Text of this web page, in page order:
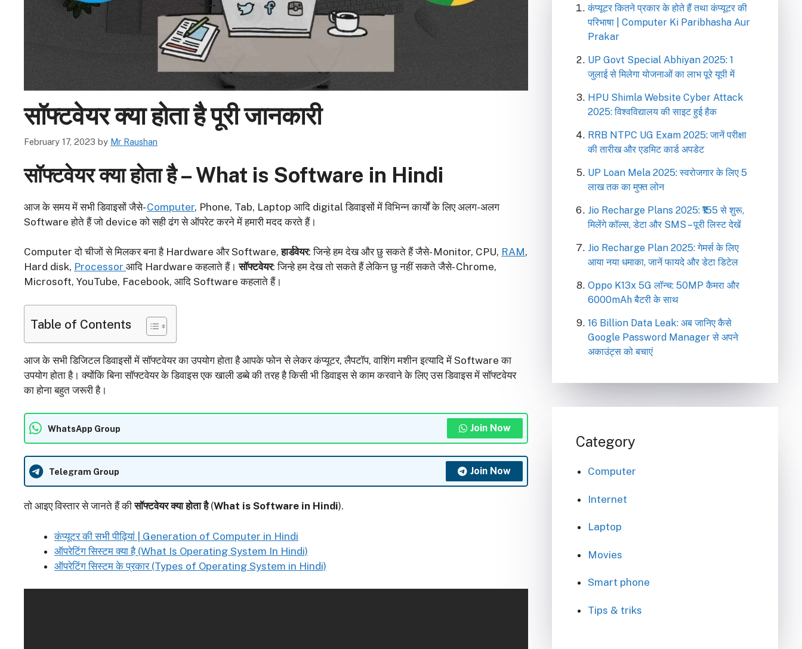
सॉफ्टवेयर क्या होता है पूरी जानकारी
February 17, 2023 by Mr Raushan
सॉफ्टवेयर क्या होता है –What is Software in Hindi
आज के समय में सभी डिवाइसों जैसे-Computer, Phone, Tab, Laptop आदि digital डिवाइसों में विभिन्न कार्यों के लिए अलग-अलग
Software होते हैं जो device को सही ढंग से ऑपरेट करने में हमारी मदद करते हैं।
Computer दो चीजों से मिलकर बना है Hardware और Software,हार्डवेयर: जिन्हे हम देख और छु सकते हैं जैसे- Monitor, CPU, RAM,
Hard disk, Processor आदि Hardware कहलाते हैं।सॉफ्टवेयर: जिन्हे हम देख तो सकते हैं लेकिन छु नहीं सकते जैसे- Chrome,
Microsoft, YouTube, Facebook, आदि Software कहलाते हैं।
Table of Contents
आज के सभी डिजिटल डिवाइसों में सॉफ्टवेयर का उपयोग होता है आपके फोन से लेकर कंप्यूटर, लैपटॉप, वाशिंग मशीन इत्यादि में Software का
उपयोग होता है। क्योंकि बिना सॉफ्टवेयर के डिवाइस एक खाली डब्बे की तरह है किसी भी डिवाइस से काम करवाने के लिए उस डिवाइस में सॉफ्टवेयर
का होना बहुत जरूरी है।
WhatsApp Group Join Now
Telegram Group Join Now
तो आइए विस्तार से जानते हैं कीसॉफ्टवेयर क्या होता है(What is Software in Hindi).
कंप्यूटर की सभी पीढ़ियां | Generation of Computer in Hindi
ऑपरेटिंग सिस्टम क्या है (What Is Operating System In Hindi)
ऑपरेटिंग सिस्टम के प्रकार (Types of Operating System in Hindi)
कंप्यूटर कितने प्रकार के होते हैं तथा कंप्यूटर की
परिभाषा | Computer Ki Paribhasha Aur
Prakar
UP Govt Special Abhiyan 2025: 1
जुलाई से मिलेगा योजनाओं का लाभ पूरे यूपी में
HPU Shimla Website Cyber Attack
2025: विश्वविद्यालय की साइट हुई हैक
RRB NTPC UG Exam 2025: जानें परीक्षा
की तारीख और एडमिट कार्ड अपडेट
UP Loan Mela 2025: स्वरोजगार के लिए 5
लाख तक का मुफ्त लोन
Jio Recharge Plans 2025: ₹155 से शुरू,
मिलेंगे कॉल्स, डेटा और SMS – पूरी लिस्ट देखें
Jio Recharge Plan 2025: गेमर्स के लिए
आया नया धमाका, जानें फायदे और डेटा डिटेल
Oppo K13x 5G लॉन्च: 50MP कैमरा और
6000mAh बैटरी के साथ
16 Billion Data Leak: अब जानिए कैसे
Google Password Manager से अपने
अकाउंट्स को बचाएं
Category
Computer
Internet
Laptop
Movies
Smart phone
Tips & triks